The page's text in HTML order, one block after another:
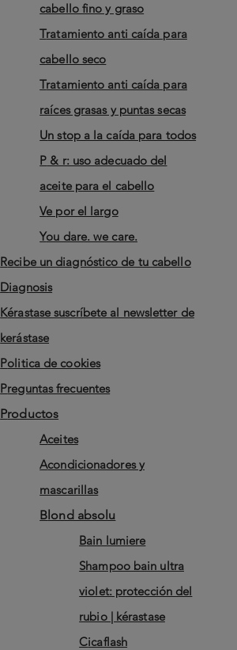
cabello fino y graso
tratamiento anti caída para
cabello seco
tratamiento anti caída para
raíces grasas y puntas secas
un stop a la caída para todos
p & r: uso adecuado del
aceite para el cabello
ve por el largo
you dare. we care.
recibe un diagnóstico de tu cabello
diagnosis
kérastase suscríbete al newsletter de
kerástase
politica de cookies
preguntas frecuentes
productos
aceites
acondicionadores y
mascarillas
blond absolu
bain lumiere
shampoo bain ultra
violet: protección del
rubio | kérastase
cicaflash